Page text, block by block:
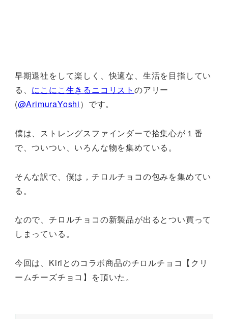
早期退社をして楽しく、快適な、生活を目指してい
る、 にこにこ生きるニコリストのアリー
(@ArimuraYoshi）です。
僕は、ストレングスファインダーで拾集心が１番
で、ついつい、いろんな物を集めている。
そんな訳で、僕は，チロルチョコの包みを集めてい
る。
なので、チロルチョコの新製品が出るとつい買って
しまっている。
今回は、Kiriとのコラボ商品のチロルチョコ【クリ
ームチーズチョコ】を頂いた。